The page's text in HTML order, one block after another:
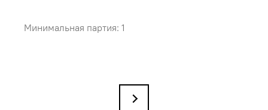
Минимальная партия: 1
→